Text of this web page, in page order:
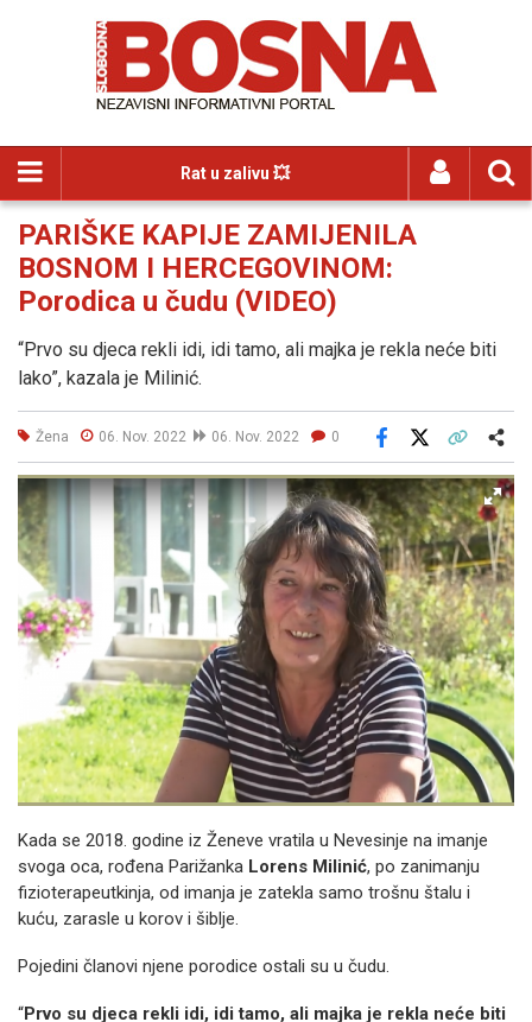
Rat u zalivu 💥
PARIŠKE KAPIJE ZAMIJENILA
BOSNOM I HERCEGOVINOM:
Porodica u čudu (VIDEO)
“Prvo su djeca rekli idi, idi tamo, ali majka je rekla neće biti
lako”, kazala je Milinić.
Žena 06. Nov. 2022 06. Nov. 2022 0
Facebook
Kada se 2018. godine iz Ženeve vratila u Nevesinje na imanje
svoga oca, rođena Parižanka Lorens Milinić, po zanimanju
fizioterapeutkinja, od imanja je zatekla samo trošnu štalu i
kuću, zarasle u korov i šiblje.
Pojedini članovi njene porodice ostali su u čudu.
“Prvo su djeca rekli idi, idi tamo, ali majka je rekla neće biti